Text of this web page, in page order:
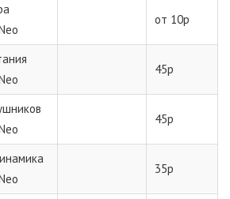
от 10р
45р
45р
35р